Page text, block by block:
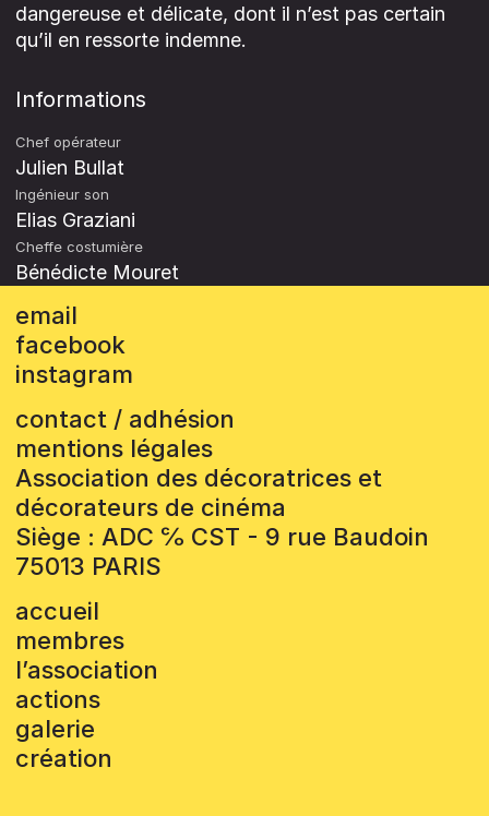
dangereuse et délicate, dont il n’est pas certain
qu’il en ressorte indemne.
Informations
Chef opérateur
Julien Bullat
Ingénieur son
Elias Graziani
Cheffe costumière
Bénédicte Mouret
email
facebook
instagram
contact / adhésion
mentions légales
Association des décoratrices et
décorateurs de cinéma
Siège : ADC ℅ CST - 9 rue Baudoin
75013 PARIS
accueil
membres
l’association
actions
galerie
création